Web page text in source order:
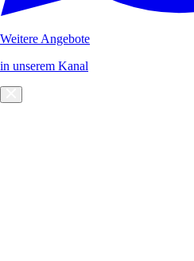
Weitere Angebote
in unserem Kanal